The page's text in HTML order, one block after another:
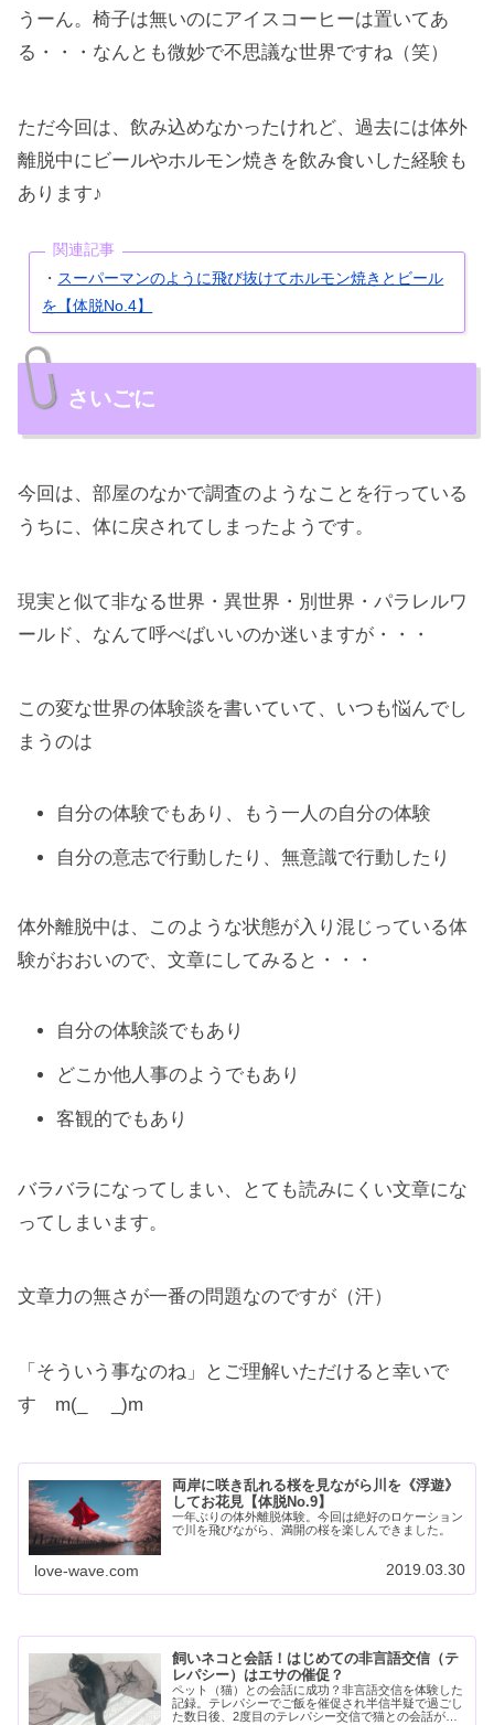
うーん。椅子は無いのにアイスコーヒーは置いてあ
る・・・なんとも微妙で不思議な世界ですね（笑）
ただ今回は、飲み込めなかったけれど、過去には体外
離脱中にビールやホルモン焼きを飲み食いした経験も
あります♪
関連記事
・ スーパーマンのように飛び抜けてホルモン焼きとビール
を【体脱No.4】
さいごに
今回は、部屋のなかで調査のようなことを行っている
うちに、体に戻されてしまったようです。
現実と似て非なる世界・異世界・別世界・パラレルワ
ールド、なんて呼べばいいのか迷いますが・・・
この変な世界の体験談を書いていて、いつも悩んでし
まうのは
自分の体験でもあり、もう一人の自分の体験
自分の意志で行動したり、無意識で行動したり
体外離脱中は、このような状態が入り混じっている体
験がおおいので、文章にしてみると・・・
自分の体験談でもあり
どこか他人事のようでもあり
客観的でもあり
バラバラになってしまい、とても読みにくい文章にな
ってしまいます。
文章力の無さが一番の問題なのですが（汗）
「そういう事なのね」とご理解いただけると幸いで
す m(_ _)m
両岸に咲き乱れる桜を見ながら川を《浮遊》
してお花見【体脱No.9】
一年ぶりの体外離脱体験。今回は絶好のロケーション
で川を飛びながら、満開の桜を楽しんできました。
love-wave.com 2019.03.30
飼いネコと会話！はじめての非言語交信（テ
レパシー）はエサの催促？
ペット（猫）との会話に成功？非言語交信を体験した
記録。テレパシーでご飯を催促され半信半疑で過ごし
た数日後、2度目のテレパシー交信で猫との会話が